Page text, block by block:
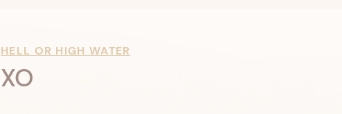
HELL OR HIGH WATER
XO